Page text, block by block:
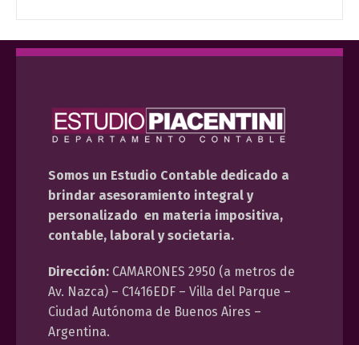
Somos un Estudio Contable dedicado a
brindar asesoramiento integral y
personalizado en materia impositiva,
contable, laboral y societaria.
Dirección: CAMARONES 2950 (a metros de
Av. Nazca) – C1416EDF – Villa del Parque –
Ciudad Autónoma de Buenos Aires –
Argentina.